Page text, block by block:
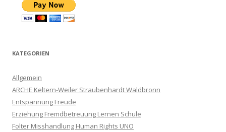
KATEGORIEN
Allgemein
ARCHE Keltern-Weiler Straubenhardt Waldbronn
Entspannung Freude
Erziehung Fremdbetreuung Lernen Schule
Folter Misshandlung Human Rights UNO